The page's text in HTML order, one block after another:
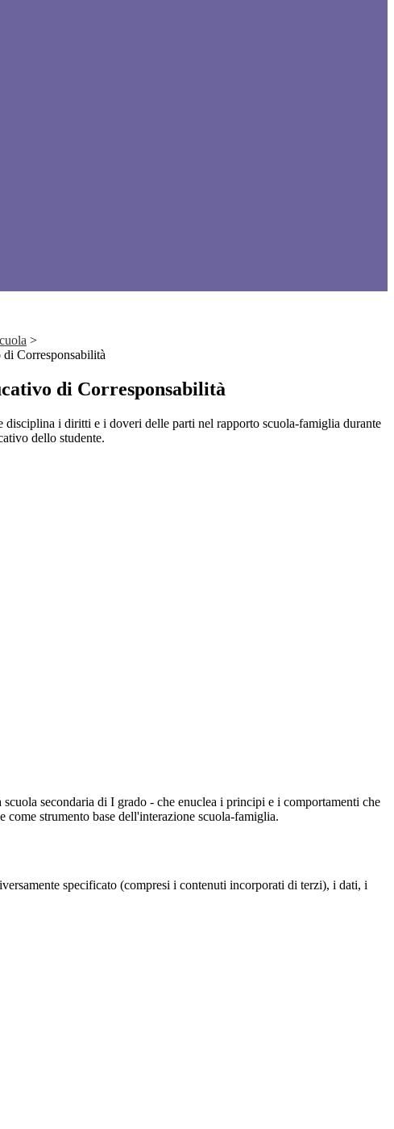
>
di Corresponsabilità
di Corresponsabilità
disciplina i diritti e i doveri delle parti nel rapporto scuola-famiglia durante
dello studente.
secondaria di I grado - che enuclea i principi e i comportamenti che
strumento base dell'interazione scuola-famiglia.
specificato (compresi i contenuti incorporati di terzi), i dati, i